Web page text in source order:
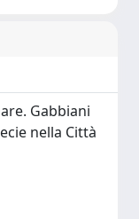
Gabbiani
nella Città